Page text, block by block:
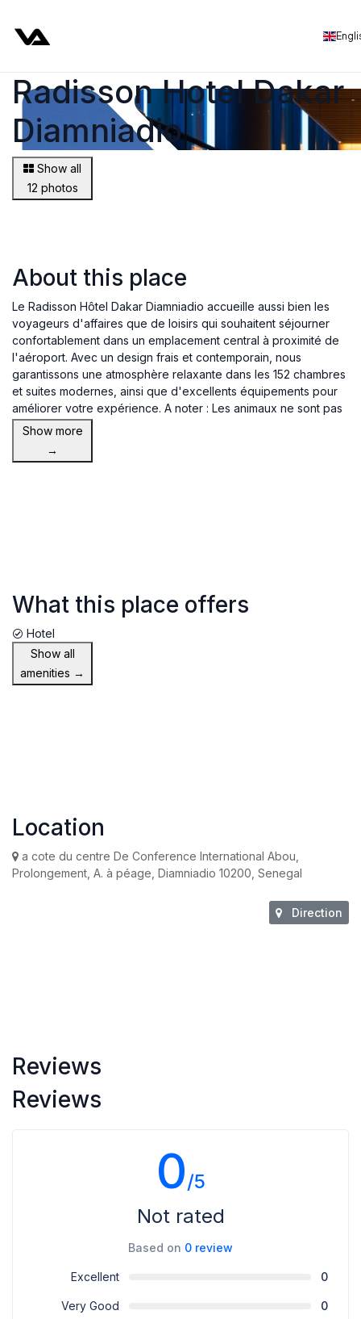
Radisson Hotel Dakar
Diamniadio
Show all
12 photos
About this place
Le Radisson Hôtel Dakar Diamniadio accueille aussi bien les
voyageurs d'affaires que de loisirs qui souhaitent séjourner
confortablement dans un emplacement central à proximité de
l'aéroport. Avec un design frais et contemporain, nous
garantissons une atmosphère relaxante dans les 152 chambres
et suites modernes, ainsi que d'excellents équipements pour
améliorer votre expérience. A noter : Les animaux ne sont pas
admis au Radisson Hôtel Dakar Diamniadio.
Show more
→
What this place offers
Hotel
Show all
amenities →
Location
a cote du centre De Conference International Abou,
Prolongement, A. à péage, Diamniadio 10200, Senegal
Direction
Reviews
Reviews
0/5
Not rated
Based on 0 review
Excellent 0
Very Good 0